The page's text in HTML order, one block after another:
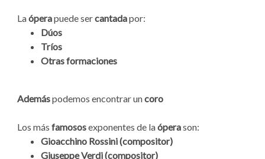
Laóperapuede sercantadapor:
Dúos
Tríos
Otras formaciones
Ademáspodemos encontrar uncoro
Los más famososexponentes de laóperason:
Gioacchino Rossini (compositor)
Giuseppe Verdi (compositor)